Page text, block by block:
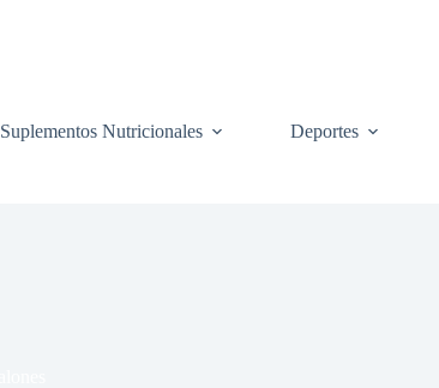
Suplementos Nutricionales Deportes